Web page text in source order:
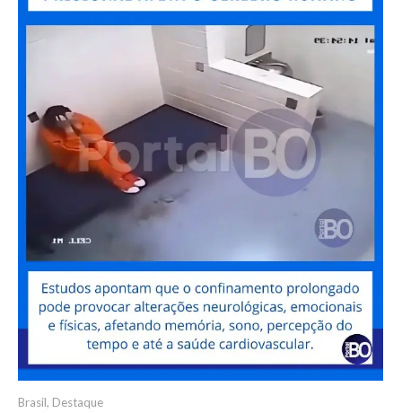
Brasil, Destaque